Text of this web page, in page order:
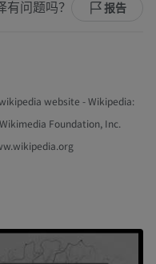
有问题吗？ 报告
website - Wikipedia:
Foundation, Inc.